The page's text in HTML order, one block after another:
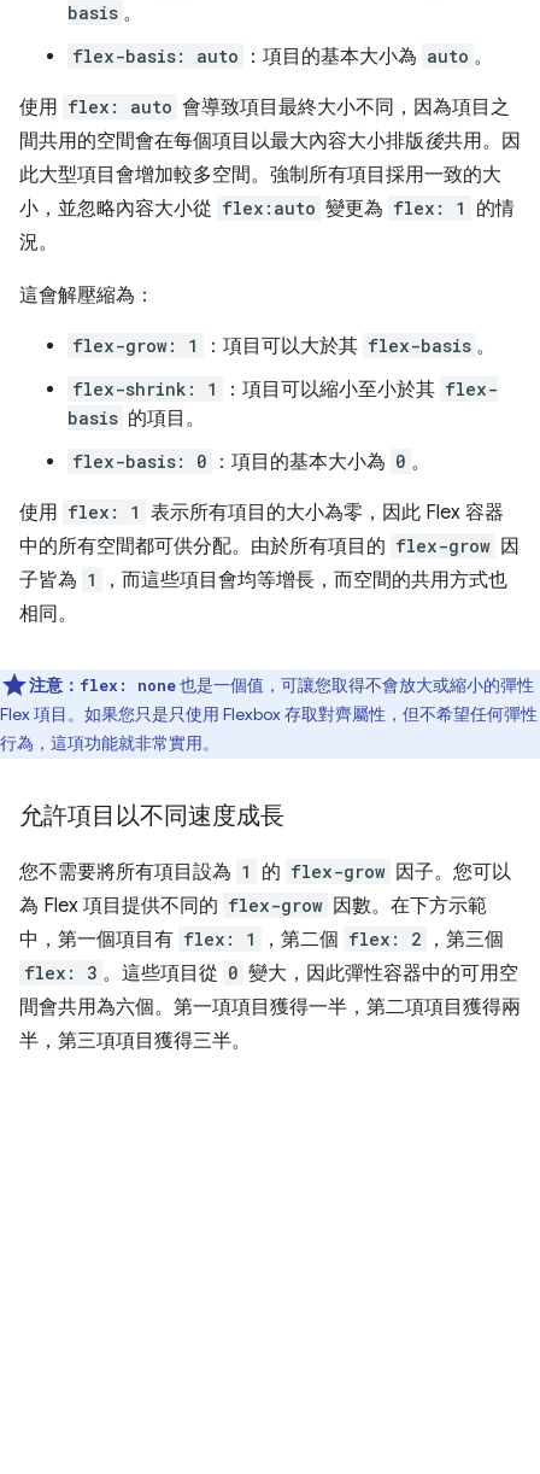
basis 。
flex-basis: auto ：項目的基本大小為 auto 。
使用 flex: auto 會導致項目最終大小不同，因為項目之
間共用的空間會在每個項目以最大內容大小排版後共用。因
此大型項目會增加較多空間。強制所有項目採用一致的大
小，並忽略內容大小從 flex:auto 變更為 flex: 1
的情
況。
這會解壓縮為：
flex-grow: 1 ：項目可以大於其 flex-basis 。
flex-shrink: 1 ：項目可以縮小至小於其 flex-
basis 的項目。
flex-basis: 0 ：項目的基本大小為 0 。
使用 flex: 1 表示所有項目的大小為零，因此 Flex 容器
中的所有空間都可供分配。由於所有項目的 flex-grow 因
子皆為 1
，而這些項目會均等增長，而空間的共用方式也
相同。
注意： flex: none也是一個值，可讓您取得不會放大或縮小的彈性
Flex 項目。如果您只是只使用 Flexbox 存取對齊屬性，但不希望任何彈性
行為，這項功能就非常實用。
允許項目以不同速度成長
您不需要將所有項目設為 1 的 flex-grow 因子。您可以
為 Flex 項目提供不同的 flex-grow 因數。在下方示範
中，第一個項目有 flex: 1 ，第二個 flex: 2 ，第三個
flex: 3 。這些項目從 0 變大，因此彈性容器中的可用空
間會共用為六個。第一項項目獲得一半，第二項項目獲得兩
半，第三項項目獲得三半。